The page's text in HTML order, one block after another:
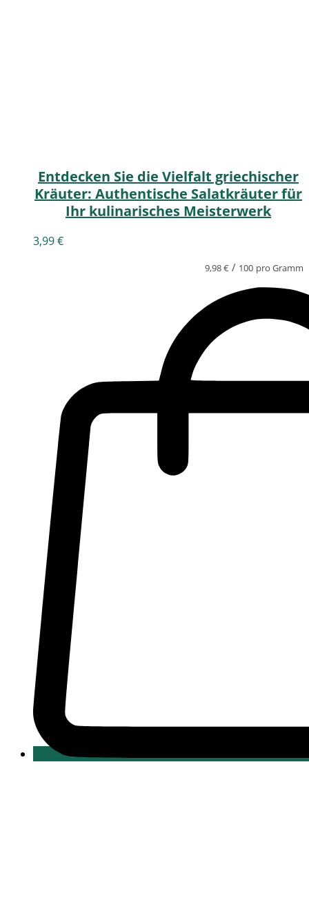
Entdecken Sie die Vielfalt griechischer
Kräuter: Authentische Salatkräuter für
Ihr kulinarisches Meisterwerk
3,99€
9,98€ / 100 pro Gramm